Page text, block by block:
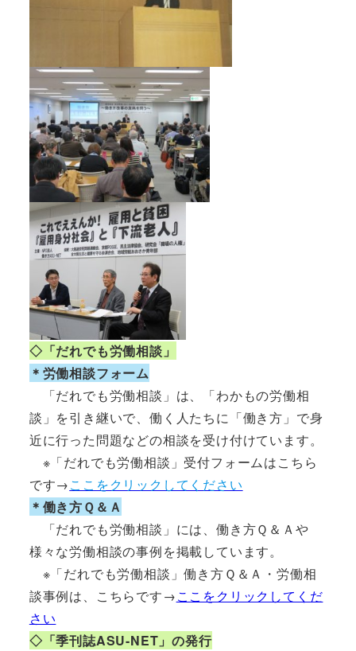
◇「だれでも労働相談」
＊労働相談フォーム
「だれでも労働相談」は、「わかもの労働相
談」を引き継いで、働く人たちに「働き方」で身
近に行った問題などの相談を受け付けています。
※「だれでも労働相談」受付フォームはこちら
です→ここをクリックしてください
＊働き方Ｑ＆Ａ
「だれでも労働相談」には、働き方Ｑ＆Ａや
様々な労働相談の事例を掲載しています。
※「だれでも労働相談」働き方Ｑ＆Ａ・労働相
談事例は、こちらです→ここをクリックしてくだ
さい
◇「季刊誌ASU-NET」の発行